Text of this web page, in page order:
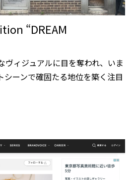
“DREAM
ヴィジュアルに目を奪われ、いま
シーンで確固たる地位を築く注目